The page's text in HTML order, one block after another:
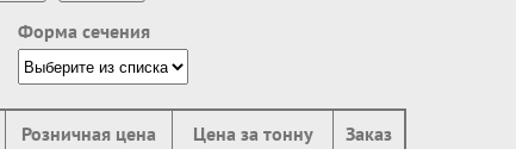
Форма сечения
Розничная цена Цена за тонну Заказ